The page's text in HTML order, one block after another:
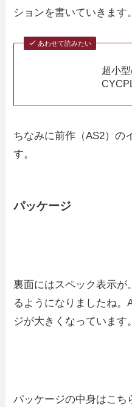
ションを書いていきます。
あわせて読みたい
超小
ちなみに前作（AS2）の
す。
パッケージ
裏面にはスペック表示
るようになりましたね。
ジが大きくなっています。
パッケージの中身はこち